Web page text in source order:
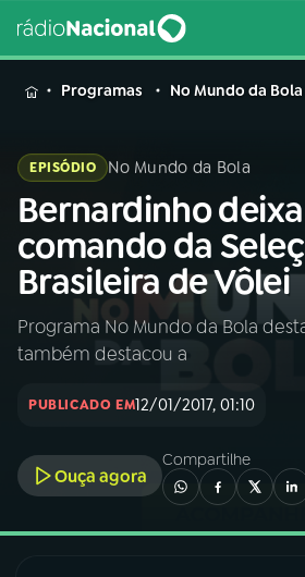
MENU
Buscar
na
Rádio
Nacional
Buscar
AO VIVO
INÍCIO
A RÁDIO
03PROGRAMAÇÃO
Programas No Mundo da Bola
EPISÓDIO No Mundo da Bola
Bernardinho
comando da
Brasileira de Vôlei
Programa No Mundo da Bola
também destacou a
PUBLICADO EM12/01/2017, 01:10
Ouça agora
Compartilhe